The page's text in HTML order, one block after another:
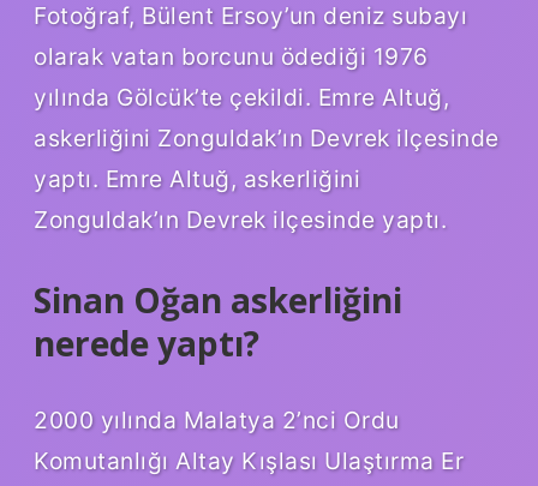
Fotoğraf, Bülent Ersoy’un deniz subayı
olarak vatan borcunu ödediği 1976
yılında Gölcük’te çekildi. Emre Altuğ,
askerliğini Zonguldak’ın Devrek ilçesinde
yaptı. Emre Altuğ, askerliğini
Zonguldak’ın Devrek ilçesinde yaptı.
Sinan Oğan askerliğini
nerede yaptı?
2000 yılında Malatya 2’nci Ordu
Komutanlığı Altay Kışlası Ulaştırma Er